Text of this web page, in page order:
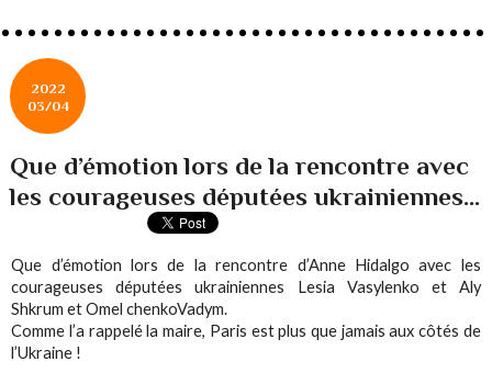
2022
03/04
Que d’émotion lors de la rencontre avec
les courageuses députées ukrainiennes...
Que d’émotion lors de la rencontre d’Anne Hidalgo avec les
courageuses députées ukrainiennes Lesia Vasylenko et Aly
Shkrum et Omel chenkoVadym.
Comme l’a rappelé la maire, Paris est plus que jamais aux côtés de
l’Ukraine !